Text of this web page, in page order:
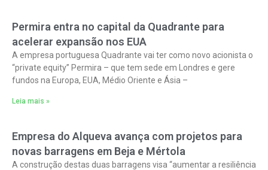
Permira entra no capital da Quadrante para
acelerar expansão nos EUA
A empresa portuguesa Quadrante vai ter como novo acionista o
“private equity” Permira – que tem sede em Londres e gere
fundos na Europa, EUA, Médio Oriente e Ásia –
Leia mais »
Empresa do Alqueva avança com projetos para
novas barragens em Beja e Mértola
A construção destas duas barragens visa “aumentar a resiliência